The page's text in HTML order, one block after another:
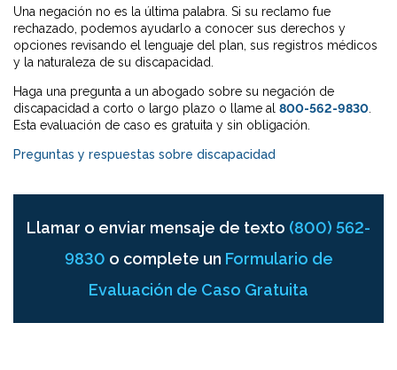
Una negación no es la última palabra. Si su reclamo fue
rechazado, podemos ayudarlo a conocer sus derechos y
opciones revisando el lenguaje del plan, sus registros médicos
y la naturaleza de su discapacidad.
Haga una pregunta a un abogado sobre su negación de
discapacidad a corto o largo plazo o llame al 800-562-9830
Esta evaluación de caso es gratuita y sin obligación.
Preguntas y respuestas sobre discapacidad
Llamar o enviar mensaje de texto (800) 562-
9830 o complete un Formulario de
Evaluación de Caso Gratuita